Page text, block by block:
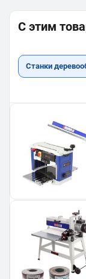
С этим
Станки